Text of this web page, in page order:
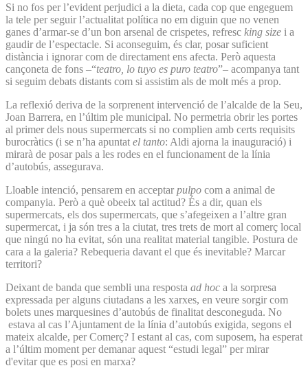
Si no fos per l’evident perjudici a la dieta, cada cop que engeguem
la tele per seguir l’actualitat política no em diguin que no venen
ganes d’armar-se d’un bon arsenal de crispetes, refresc king size i a
gaudir de l’espectacle. Si aconseguim, és clar, posar suficient
distància i ignorar com de directament ens afecta. Però aquesta
cançoneta de fons –“teatro, lo tuyo es puro teatro”– acompanya tant
si seguim debats distants com si assistim als de molt més a prop.
La reflexió deriva de la sorprenent intervenció de l’alcalde de la Seu,
Joan Barrera, en l’últim ple municipal. No permetria obrir les portes
al primer dels nous supermercats si no complien amb certs requisits
burocràtics (i se n’ha apuntat el tanto: Aldi ajorna la inauguració) i
mirarà de posar pals a les rodes en el funcionament de la línia
d’autobús, assegurava.
Lloable intenció, pensarem en acceptar pulpo com a animal de
companyia. Però a què obeeix tal actitud? És a dir, quan els
supermercats, els dos supermercats, que s’afegeixen a l’altre gran
supermercat, i ja són tres a la ciutat, tres trets de mort al comerç local
que ningú no ha evitat, són una realitat material tangible. Postura de
cara a la galeria? Rebequeria davant el que és inevitable? Marcar
territori?
Deixant de banda que sembli una resposta ad hoc a la sorpresa
expressada per alguns ciutadans a les xarxes, en veure sorgir com
bolets unes marquesines d’autobús de finalitat desconeguda. No
estava al cas l’Ajuntament de la línia d’autobús exigida, segons el
mateix alcalde, per Comerç? I estant al cas, com suposem, ha esperat
a l’últim moment per demanar aquest “estudi legal” per mirar
d'evitar que es posi en marxa?